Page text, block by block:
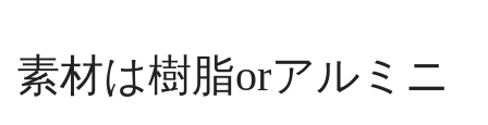
素材は樹脂orアルミニ